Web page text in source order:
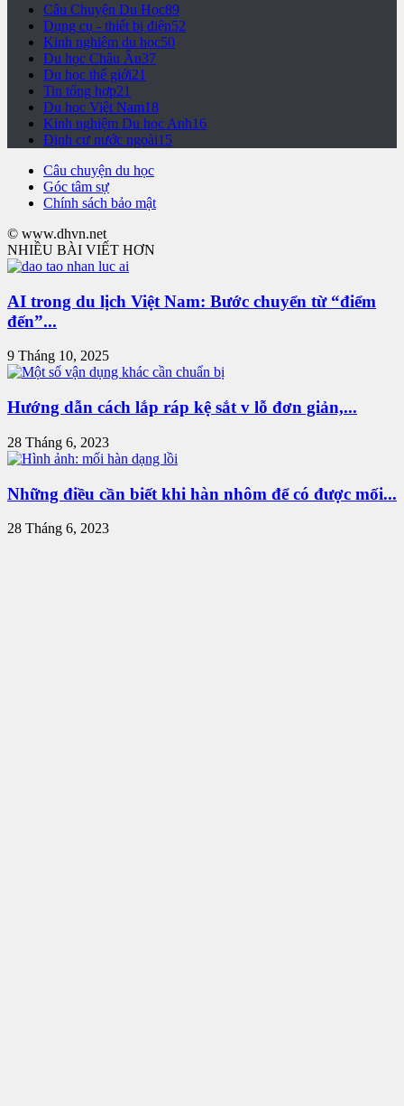
Câu Chuyện Du Học89
Dụng cụ - thiết bị điện52
Kinh nghiệm du học50
Du học Châu Âu37
Du học thế giới21
Tin tổng hợp21
Du học Việt Nam18
Kinh nghiệm Du học Anh16
Định cư nước ngoài15
Câu chuyện du học
Góc tâm sự
Chính sách bảo mật
© www.dhvn.net
NHIỀU BÀI VIẾT HƠN
AI trong du lịch Việt Nam: Bước chuyển từ “điểm
đến”...
9 Tháng 10, 2025
Hướng dẫn cách lắp ráp kệ sắt v lỗ đơn giản,...
28 Tháng 6, 2023
Những điều cần biết khi hàn nhôm để có được mối...
28 Tháng 6, 2023